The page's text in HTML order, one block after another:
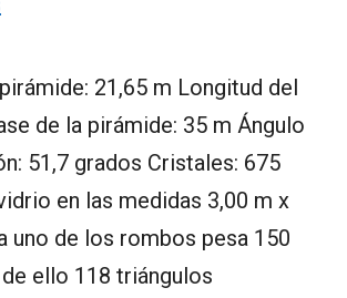
21,65 m Longitud del
de la pirámide: 35 m Ángulo
51,7 grados Cristales: 675
en las medidas 3,00 m x
uno de los rombos pesa 150
ello 118 triángulos